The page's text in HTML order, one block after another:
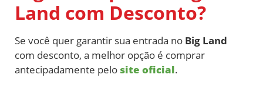
Land com Desconto?
Se você quer garantir sua entrada no Big Land
com desconto, a melhor opção é comprar
antecipadamente pelo site oficial.